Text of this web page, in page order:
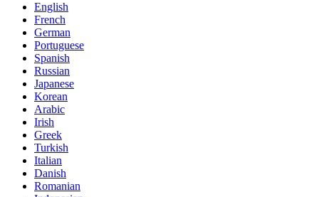
English
French
German
Portuguese
Spanish
Russian
Japanese
Korean
Arabic
Irish
Greek
Turkish
Italian
Danish
Romanian